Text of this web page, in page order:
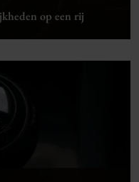
op een rij